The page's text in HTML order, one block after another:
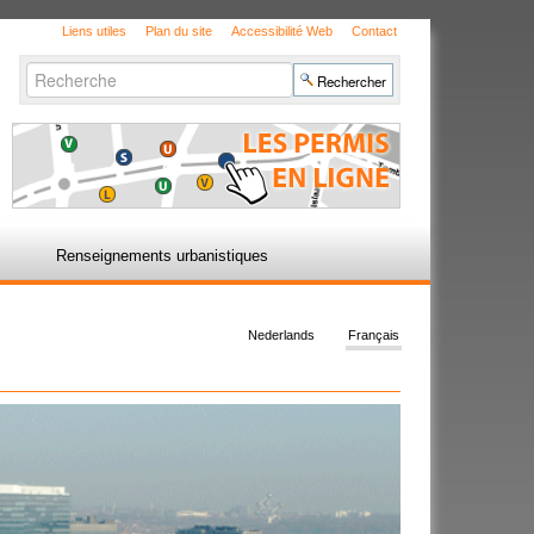
Liens utiles Plan du site Accessibilité Web Contact
Chercher par
avancée…
Renseignements urbanistiques
Français
Nederlands